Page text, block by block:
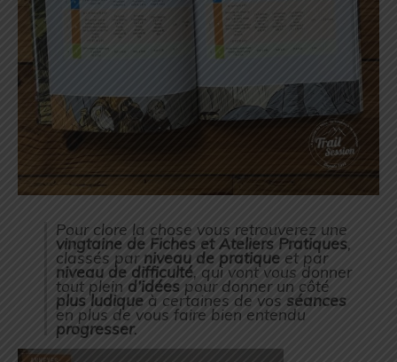
Pour clore la chose vous retrouverez une
vingtaine de Fiches et Ateliers Pratiques,
classés par niveau de pratique et par
niveau de difficulté, qui vont vous donner
tout plein d’idées pour donner un côté
plus ludique à certaines de vos séances
en plus de vous faire bien entendu
progresser.